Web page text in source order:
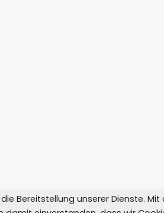
Bereitstellung unserer Dienste. Mit